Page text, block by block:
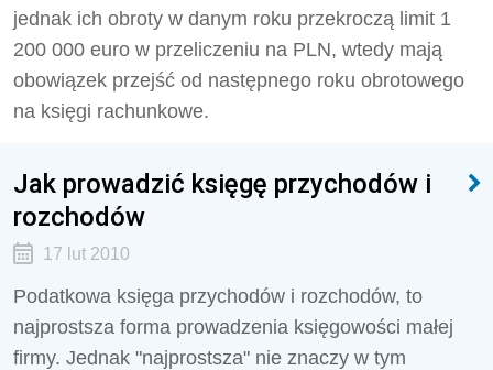
jednak ich obroty w danym roku przekroczą limit 1
200 000 euro w przeliczeniu na PLN, wtedy mają
obowiązek przejść od następnego roku obrotowego
na księgi rachunkowe.
Jak prowadzić księgę przychodów i
rozchodów
17 lut 2010
Podatkowa księga przychodów i rozchodów, to
najprostsza forma prowadzenia księgowości małej
firmy. Jednak "najprostsza" nie znaczy w tym